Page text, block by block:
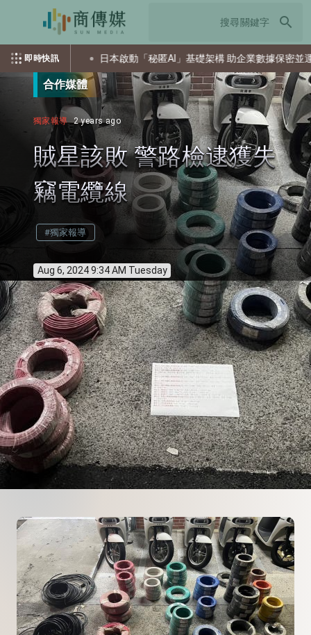
search
即時快訊
攻擊 日本啟動「秘匿AI」基礎架構 助企業數據保密並運用AI
合作媒體
獨家報導 2 years ago
賊星該敗 警路檢逮獲失
竊電纜線
#獨家報導
Aug 6, 2024 9:34 AM Tuesday